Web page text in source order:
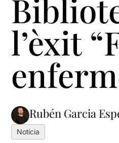
l’èxit
Rubén Garcia
Notícia